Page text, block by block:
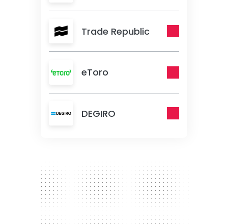
Trade Republic
eToro
DEGIRO
300 x 250